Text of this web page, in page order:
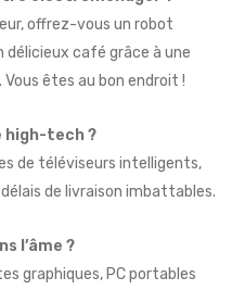
offrez-vous un robot
café grâce à une
êtes au bon endroit !
high-tech ?
de téléviseurs intelligents,
de livraison imbattables.
l’âme ?
graphiques, PC portables